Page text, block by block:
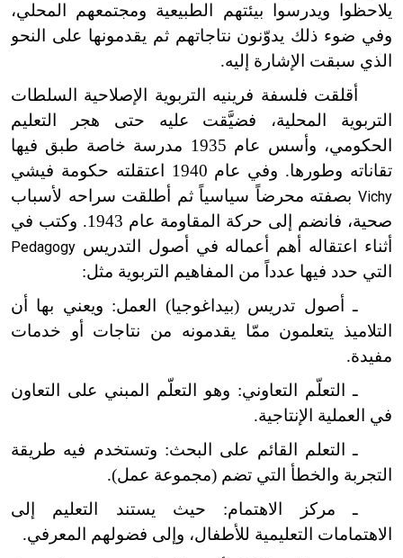
يلاحظوا ويدرسوا بيئتهم الطبيعية ومجتمعهم المحلي،
وفي ضوء ذلك يدوّنون نتاجاتهم ثم يقدمونها على النحو
الذي سبقت الإشارة إليه.
أقلقت فلسفة فرينيه التربوية الإصلاحية السلطات
التربوية المحلية، فضيَّقت عليه حتى هجر التعليم
الحكومي، وأسس عام 1935 مدرسة خاصة طبق فيها
تقاناته وطورها. وفي عام 1940 اعتقلته حكومة فيشي
Vichy بصفته محرضاً سياسياً ثم أطلقت سراحه لأسباب
صحية، فانضم إلى حركة المقاومة عام 1943. وكتب في
أثناء اعتقاله أهم أعماله في أصول التدريس Pedagogy
التي حدد فيها عدداً من المفاهيم التربوية مثل:
ـ أصول تدريس (بيداغوجيا) العمل: ويعني بها أن
التلاميذ يتعلمون ممّا يقدمونه من نتاجات أو خدمات
مفيدة.
ـ التعلّم التعاوني: وهو التعلّم المبني على التعاون
في العملية الإنتاجية.
ـ التعلم القائم على البحث: وتستخدم فيه طريقة
التجربة والخطأ التي تضم (مجموعة عمل).
ـ مركز الاهتمام: حيث يستند التعليم إلى
الاهتمامات التعليمية للأطفال، وإلى فضولهم المعرفي.